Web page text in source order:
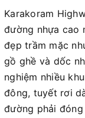
Karakoram
đường nhựa cao
đẹp trầm mặc
gồ ghề và dốc
nghiệm nhiều
đông, tuyết rơi
đường phải